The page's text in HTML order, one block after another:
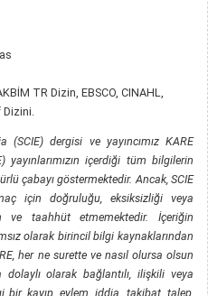
TR Dizin, EBSCO, CINAHL,
dergisi ve yayıncımız KARE
içerdiği tüm bilgilerin
çabayı göstermektedir. Ancak, SCIE
için doğruluğu, eksiksizliği veya
ve taahhüt etmemektedir. İçeriğin
olarak birincil bilgi kaynaklarından
her ne surette ve nasıl olursa olsun
olarak bağlantılı, ilişkili veya
bir kayıp, eylem, iddia, takibat, talep,